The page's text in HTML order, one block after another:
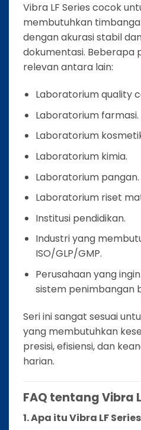
Vibra LF Series cocok
membutuhkan
dengan akurasi stabil
dokumentasi. Beberapa
relevan antara lain:
Laboratorium quality
Laboratorium farmasi.
Laboratorium
Laboratorium kimia.
Laboratorium pangan.
Laboratorium riset
Institusi pendidikan.
Industri yang
ISO/GLP/GMP.
Perusahaan yang
sistem penimbangan
Seri ini sangat sesuai
yang membutuhkan
presisi, efisiensi, dan
harian.
FAQ tentang Vibra
1. Apa itu Vibra LF